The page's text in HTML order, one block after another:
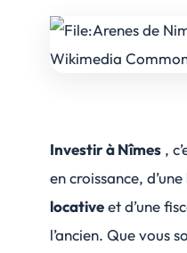
Investir à Nîmes ,
en croissance, d’une
locativeet d’une
l’ancien. Que vous